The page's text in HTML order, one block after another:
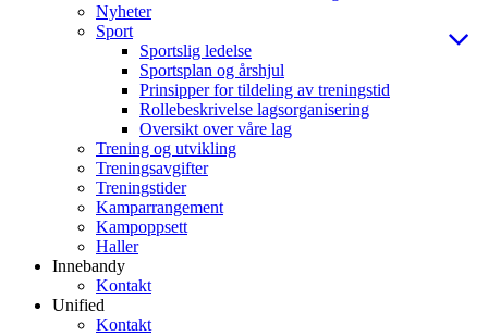
Nyheter
Sport
Sportslig ledelse
Sportsplan og årshjul
Prinsipper for tildeling av treningstid
Rollebeskrivelse lagsorganisering
Oversikt over våre lag
Trening og utvikling
Treningsavgifter
Treningstider
Kamparrangement
Kampoppsett
Haller
Innebandy
Kontakt
Unified
Kontakt